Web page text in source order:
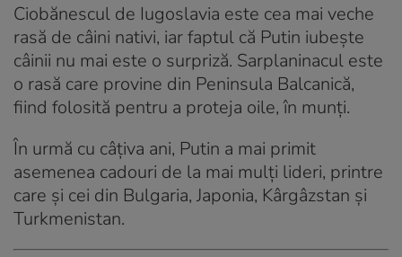
Ciobănescul de Iugoslavia este cea mai veche
rasă de câini nativi, iar faptul că Putin iubește
câinii nu mai este o surpriză. Sarplaninacul este
o rasă care provine din Peninsula Balcanică,
fiind folosită pentru a proteja oile, în munți.
În urmă cu câțiva ani, Putin a mai primit
asemenea cadouri de la mai mulți lideri, printre
care și cei din Bulgaria, Japonia, Kârgâzstan și
Turkmenistan.